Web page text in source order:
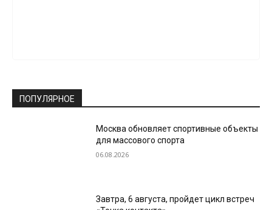
ПОПУЛЯРНОЕ
Москва обновляет спортивные объекты
для массового спорта
06.08.2026
Завтра, 6 августа, пройдет цикл встреч